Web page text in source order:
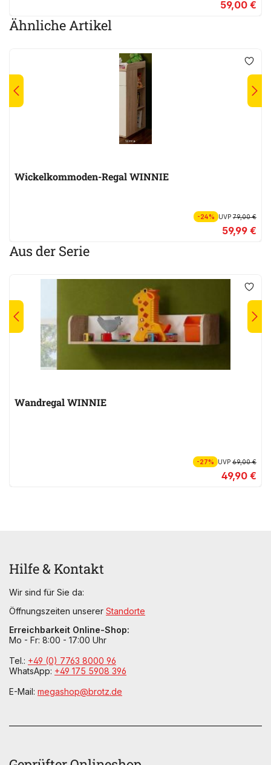
59,00 €
Ähnliche Artikel
Wickelkommoden-Regal WINNIE
-24% UVP79,00 €
59,99 €
Aus der Serie
Wandregal WINNIE
-27% UVP69,00 €
49,90 €
Hilfe & Kontakt
Wir sind für Sie da:
Öffnungszeiten unserer Standorte
Erreichbarkeit Online-Shop:
Mo - Fr: 8:00 - 17:00 Uhr
Tel.: +49 (0) 7763 8000 96
WhatsApp: +49 175 5908 396
E-Mail: megashop@brotz.de